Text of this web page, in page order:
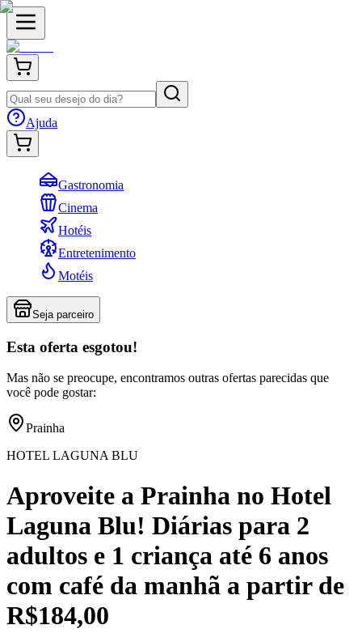
Ajuda
Gastronomia
Cinema
Hotéis
Entretenimento
Motéis
Seja parceiro
Esta oferta esgotou!
Mas não se preocupe, encontramos outras ofertas parecidas que
você pode gostar:
Prainha
HOTEL LAGUNA BLU
Aproveite a Prainha no Hotel
Laguna Blu! Diárias para 2
adultos e 1 criança até 6 anos
com café da manhã a partir de
R$184,00